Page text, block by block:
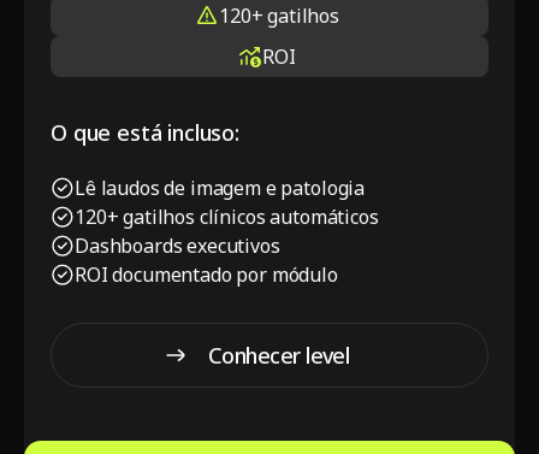
120+ gatilhos
ROI
O que está incluso:
Lê laudos de imagem e patologia
120+ gatilhos clínicos automáticos
Dashboards executivos
ROI documentado por módulo
Conhecer level
One